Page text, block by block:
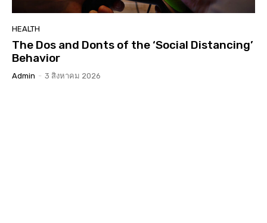
HEALTH
The Dos and Donts of the ‘Social Distancing’
Behavior
Admin - 3 สิงหาคม 2026